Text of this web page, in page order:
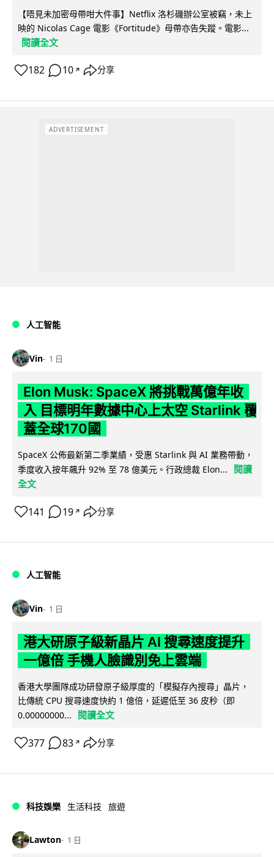
【唔見未加密母帶咁大件事】Netflix 洛杉磯辦公室被竊，未上
映的 Nicolas Cage 電影《Fortitude》母帶亦告失蹤。電影...
閱讀全文
182 10 ↗ 分享
ADVERTISEMENT
人工智能
Vin 1 日
Elon Musk: SpaceX 將挑戰萬億年收
入 目標明年數據中心上太空 Starlink 覆
蓋全球170國
SpaceX 公佈最新第二季業績，受惠 Starlink 與 AI 業務帶動，
季度收入按年飆升 92% 至 78 億美元。行政總裁 Elon...
閱讀
全文
141 19 ↗ 分享
人工智能
Vin 1 日
港大研原子級新晶片 AI 搜尋速度提升
一億倍 手機人臉識別免上雲端
香港大學團隊成功研發原子級厚度的「模擬存內搜尋」晶片，
比傳統 CPU 搜尋速度快約 1 億倍，延遲低至 36 皮秒（即
0.00000000...
閱讀全文
377 83 ↗ 分享
科技娛樂 生活科技 旅遊
Lawton 1 日